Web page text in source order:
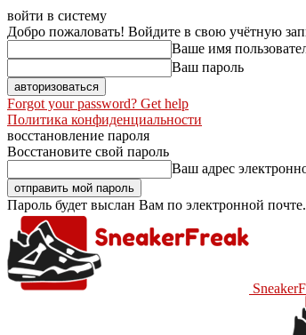
войти в систему
Добро пожаловать! Войдите в свою учётную
Ваше имя
Ваш пароль
Forgot your password? Get help
Политика конфиденциальности
восстановление пароля
Восстановите свой пароль
Ваш адрес
Пароль будет выслан Вам по электронной почте.